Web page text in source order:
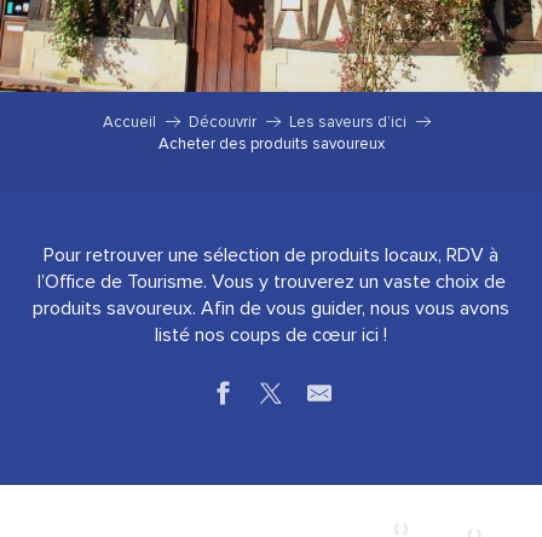
Accueil Découvrir
Les saveurs d’ici
Acheter des produits savoureux
Pour retrouver une sélection de produits locaux, RDV à
l’Office de Tourisme. Vous y trouverez un vaste choix de
produits savoureux. Afin de vous guider, nous vous avons
listé nos coups de cœur ici !